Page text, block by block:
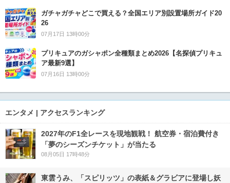
ガチャガチャどこで買える？全国エリア別設置場所ガイド20
26
07月17日 13時00分
プリキュアのガシャポン全種類まとめ2026【名探偵プリキュ
ア最新9選】
07月16日 13時00分
エンタメ | アクセスランキング
2027年のF1全レースを現地観戦！ 航空券・宿泊費付き
「夢のシーズンチケット」が当たる
08月05日 17時48分
東雲うみ、「スピリッツ」の表紙＆グラビアに登場し妖